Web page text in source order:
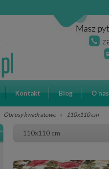
Kontakt Blog O nas
Obrusy kwadratowe » 110x110 cm
110x110 cm